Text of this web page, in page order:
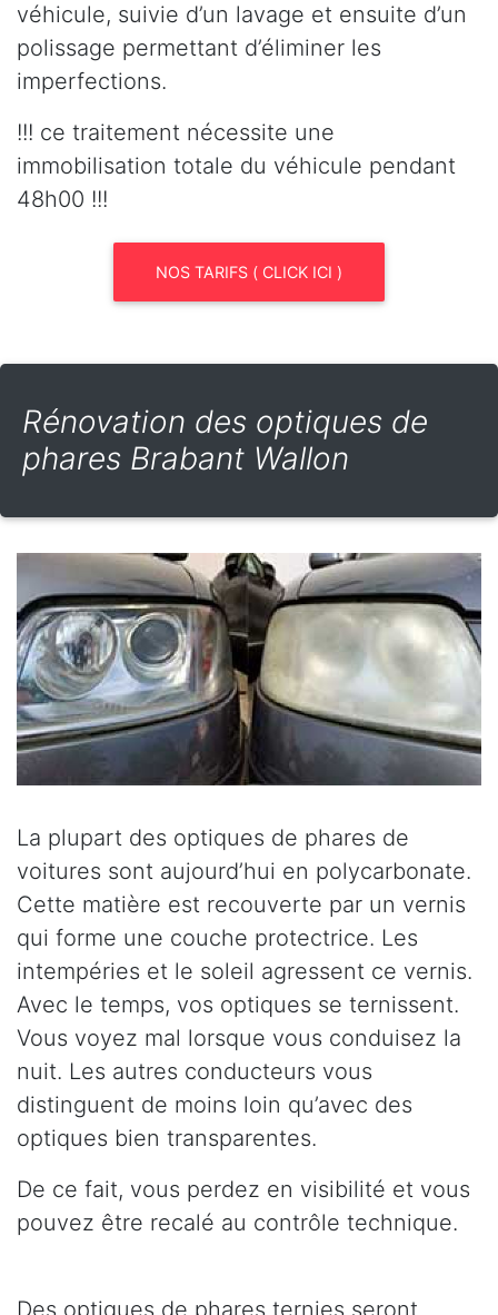
véhicule, suivie d’un lavage et ensuite d’un
polissage permettant d’éliminer les
imperfections.
!!! ce traitement nécessite une
immobilisation totale du véhicule pendant
48h00 !!!
NOS TARIFS ( CLICK ICI )
Rénovation des optiques de
phares Brabant Wallon
La plupart des optiques de phares de
voitures sont aujourd’hui en polycarbonate.
Cette matière est recouverte par un vernis
qui forme une couche protectrice. Les
intempéries et le soleil agressent ce vernis.
Avec le temps, vos optiques se ternissent.
Vous voyez mal lorsque vous conduisez la
nuit. Les autres conducteurs vous
distinguent de moins loin qu’avec des
optiques bien transparentes.
De ce fait, vous perdez en visibilité et vous
pouvez être recalé au contrôle technique.